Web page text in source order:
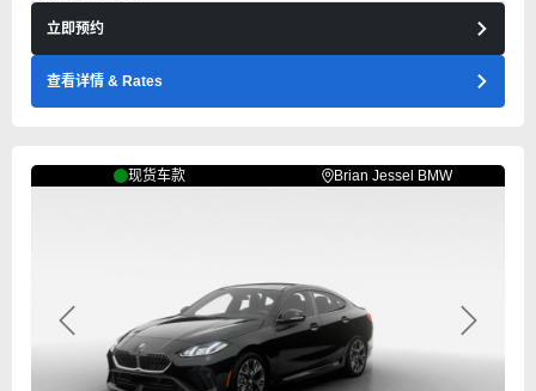
立即预约
查看详情 & Rates
现货车款 Brian Jessel BMW
Previous Next